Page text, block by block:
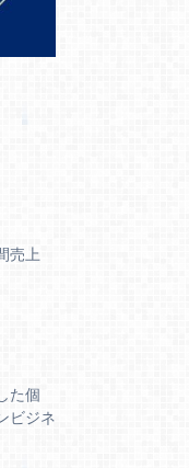
売上
た個
ビジネ